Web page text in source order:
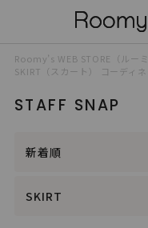
Roomy’s WEB STORE（ルー
SKIRT（スカート） コーディ
STAFF SNAP
新着順
SKIRT